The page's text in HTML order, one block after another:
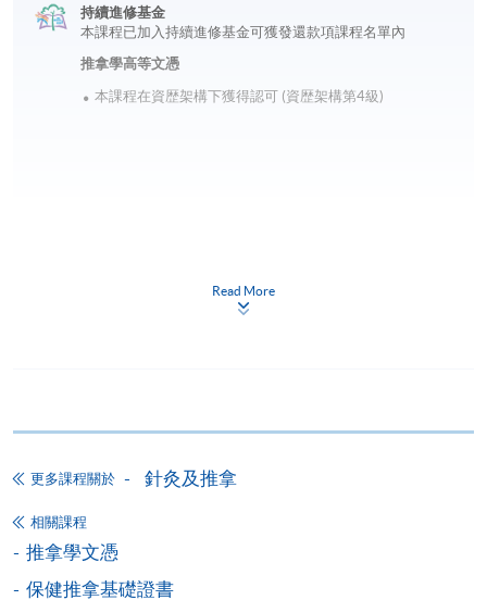
持續進修基金
本課程已加入持續進修基金可獲發還款項課程名單內
推拿學高等文憑
本課程在資歴架構下獲得認可 (資歴架構第4級)
網上報名服務
香港大學專業進修學院提供24小時網上報名及繳費服
務，申請人可通過網上申請個別學歷頒授課程和報讀
大部份公開招生的課程(以先到先得形式報名的課程)。
Read More
更多課程關於 針灸及推拿
相關課程
推拿學文憑
保健推拿基礎證書